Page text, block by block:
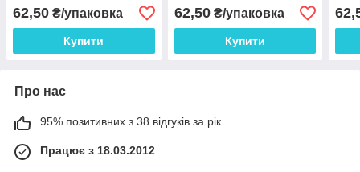
62,50 ₴/упаковка
Купити
62,50₴/упаковка
Купити
Про нас
95% позитивних з 38 відгуків за рік
Працює з 18.03.2012